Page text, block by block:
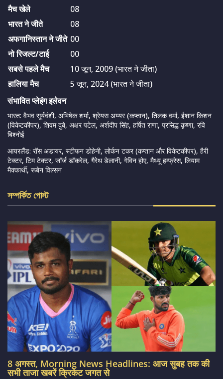
मैच खेले
08
भारत ने जीते
08
अफगानिस्तान ने जीते 00
नो रिजल्ट/टाई
00
सबसे पहले मैच
10 जून, 2009 (भारत ने जीता)
हालिया मैच
5 जून, 2024 (भारत ने जीता)
संभावित प्लेइंग इलेवन
भारत: वैभव सूर्यवंशी, अभिषेक शर्मा, श्रेयस अय्यर (कप्तान), तिलक वर्मा, ईशान किशन
(विकेटकीपर), शिवम दुबे, अक्षर पटेल, अर्शदीप सिंह, हर्षित राणा, प्रसिद्ध कृष्णा, रवि
बिश्नोई
आयरलैंड: रॉस अडायर, स्टीफन डोहेनी, लोर्कन टकर (कप्तान और विकेटकीपर), हैरी
टेक्टर, टिम टेक्टर, जॉर्ज डॉकरेल, गैरेथ डेलानी, गेविन होए, मैथ्यू हम्फ्रेस, लियाम
मैक्कार्थी, रूबेन विल्सन
সম্পর্কিত পোস্ট
8 अगस्त, Morning News Headlines: आज सुबह तक की
सभी ताजा खबरें क्रिकेट जगत से